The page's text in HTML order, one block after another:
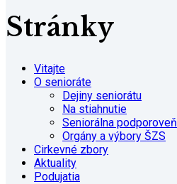
Stránky
Vitajte
O senioráte
Dejiny seniorátu
Na stiahnutie
Seniorálna podporoveň
Orgány a výbory ŠZS
Cirkevné zbory
Aktuality
Podujatia